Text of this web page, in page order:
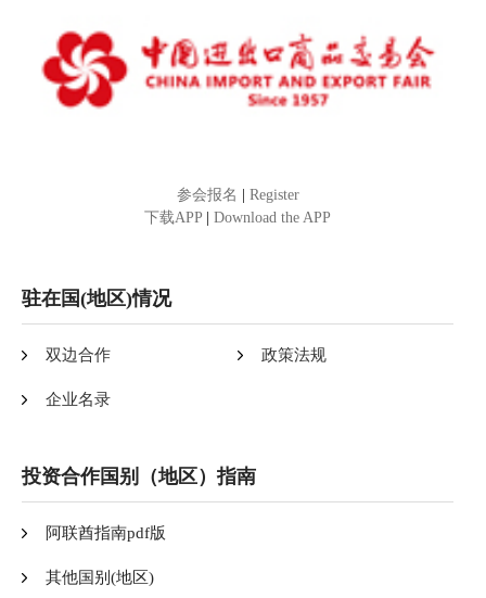
参会报名
Register
下载APP
Download the APP
驻在国(地区)情况
双边合作 政策法规
企业名录
投资合作国别（地区）指南
阿联酋指南pdf版
其他国别(地区)